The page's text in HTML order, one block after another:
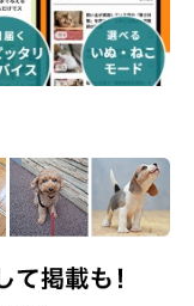
に避難できるよう
常備品や注意事項な
の命を守るために知
備』（監修：ヤマザ
認定動物看護師 福